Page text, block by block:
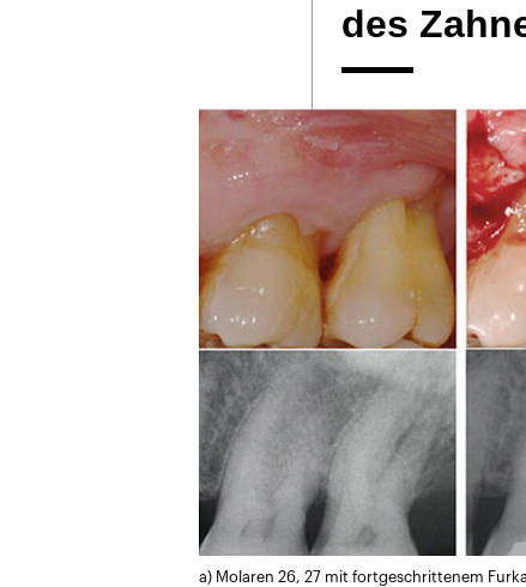
des
a) Molaren 26, 27 mit fortgeschrittenem